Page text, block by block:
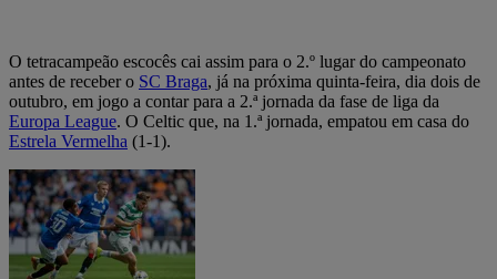
O tetracampeão escocês cai assim para o 2.º lugar do campeonato
antes de receber o SC Braga, já na próxima quinta-feira, dia dois de
outubro, em jogo a contar para a 2.ª jornada da fase de liga da
Europa League. O Celtic que, na 1.ª jornada, empatou em casa do
Estrela Vermelha (1-1).